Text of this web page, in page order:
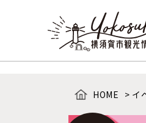
HOME > イ